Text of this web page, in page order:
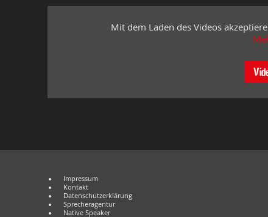
Mit dem Laden des Videos
Impressum
Kontakt
Datenschutzerklärung
Sprecheragentur
Native Speaker